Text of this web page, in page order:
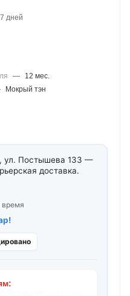
дней
—
12 мес.
Мокрый тэн
ул. Постышева 133 —
доставка.